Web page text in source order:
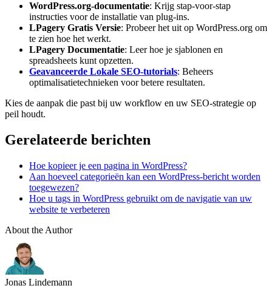
WordPress.org-documentatie: Krijg stap-voor-stap
instructies voor de installatie van plug-ins.
LPagery Gratis Versie: Probeer het uit op WordPress.org om
te zien hoe het werkt.
LPagery Documentatie: Leer hoe je sjablonen en
spreadsheets kunt opzetten.
Geavanceerde Lokale SEO-tutorials: Beheers
optimalisatietechnieken voor betere resultaten.
Kies de aanpak die past bij uw workflow en uw SEO-strategie op
peil houdt.
Gerelateerde berichten
Hoe kopieer je een pagina in WordPress?
Aan hoeveel categorieën kan een WordPress-bericht worden
toegewezen?
Hoe u tags in WordPress gebruikt om de navigatie van uw
website te verbeteren
About the Author
Jonas Lindemann